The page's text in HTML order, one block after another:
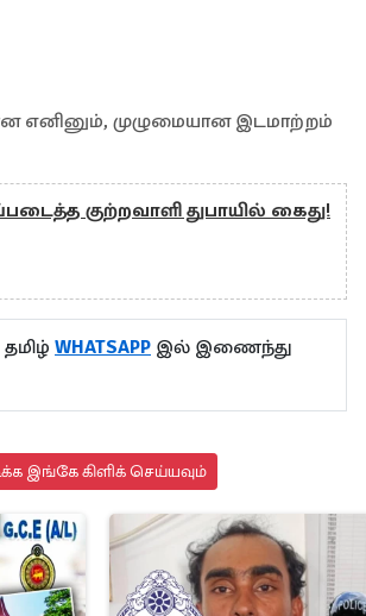
எனினும், முழுமையான இடமாற்றம்
குற்றவாளி துபாயில் கைது!
WHATSAPP இல் இணைந்து
இங்கே கிளிக் செய்யவும்